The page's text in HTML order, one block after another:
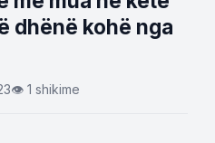
dhënë kohë nga
👁 1 shikime